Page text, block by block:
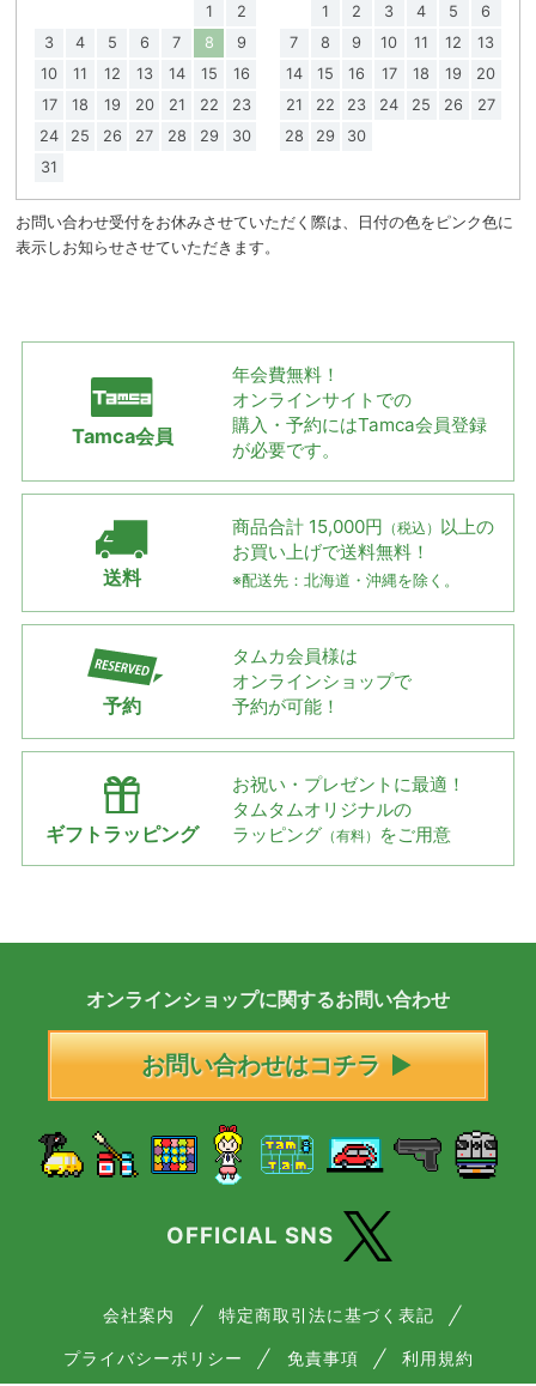
1
2
3
4 5 6 7 8
9
10
11 12 13 14 15
16
17
18 19 20 21 22
23
24
25 26 27 28 29
30
31
1
2 3 4 5
6
7
8 9 10 11 12
13
14
15 16 17 18 19
20
21
22 23 24 25 26
27
28
29 30
お問い合わせ受付をお休みさせていただく際は、日付の色をピンク色に
表示しお知らせさせていただきます。
Tamca会員
年会費無料！
オンラインサイトでの
購入・予約にはTamca会員登録
が必要です。
送料
商品合計 15,000円 （税込） 以上の
お買い上げで送料無料！
※配送先：北海道・沖縄を除く。
予約
タムカ会員様は
オンラインショップで
予約が可能！
ギフトラッピング
お祝い・プレゼントに最適！
タムタムオリジナルの
ラッピング （有料） をご用意
オンラインショップに関するお問い合わせ
お問い合わせはコチラ
OFFICIAL SNS
会社案内 特定商取引法に基づく表記
プライバシーポリシー 免責事項 利用規約